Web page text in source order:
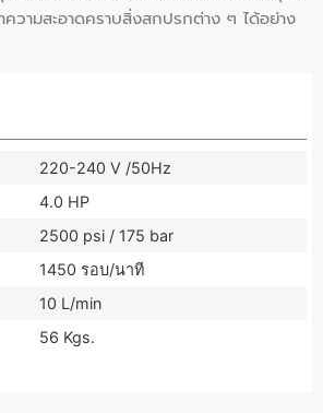
ความสะอาดคราบสิ่งสกปรกต่าง ๆ ได้อย่าง
220-240 V /50Hz
4.0 HP
2500 psi / 175 bar
1450 รอบ/นาที
10 L/min
56 Kgs.